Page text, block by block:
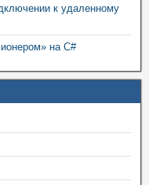
к удаленному
на C#